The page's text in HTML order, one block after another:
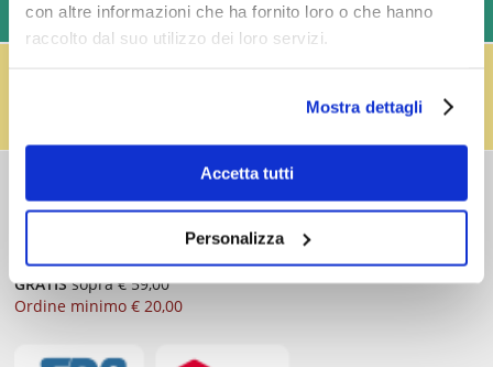
con altre informazioni che ha fornito loro o che hanno
raccolto dal suo utilizzo dei loro servizi.
Mostra dettagli
Accetta tutti
Personalizza
LAVORATIVI)
(almeno 3 fusti) e ricevi un buono da € 5,00 per ogni
SPEDIZIONE
Consegna standard > € 6,90
Isole > € 8,90
GRATISsopra € 59,00
Ordine minimo € 20,00